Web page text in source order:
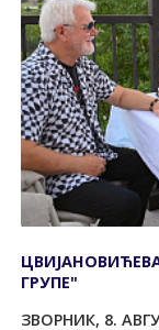
ГРУПЕ"
ЗВОРНИК, 8.